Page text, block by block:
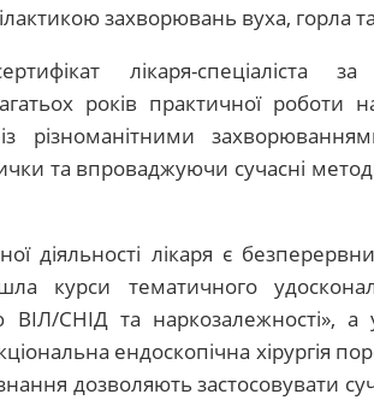
захворювань вуха, горла
лікаря-спеціаліста за
років практичної роботи
різноманітними
та впроваджуючи сучасні
діяльності лікаря є
курси тематичного
ВІЛ/СНІД та наркозалежності»,
ендоскопічна хірургія
дозволяють застосовувати